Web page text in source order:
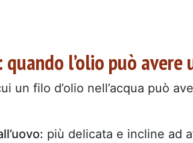
l’olio può avere
un filo d’olio nell’acqua può
più delicata e incline ad